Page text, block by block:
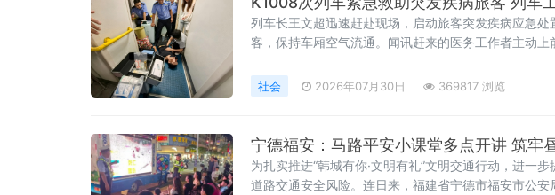
列车长王文超迅速赶赴现场，启动旅客突发疾病应急
客，保持车厢空气流通。闻讯赶来的医务工作者主动
社会 2026年07月30日 369817 浏览
宁德福安：马路平安小课堂多点开讲 筑牢
为扎实推进“韩城有你·文明有礼”文明交通行动，进一
道路交通安全风险。连日来，福建省宁德市福安市公